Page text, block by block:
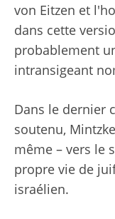
von Eitzen et
dans cette
probablement
intransigeant
Dans le dernier
soutenu,
même – vers le
propre vie de
israélien.